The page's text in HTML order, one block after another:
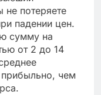
потеряете
падении цен.
сумму на
от 2 до 14
чем